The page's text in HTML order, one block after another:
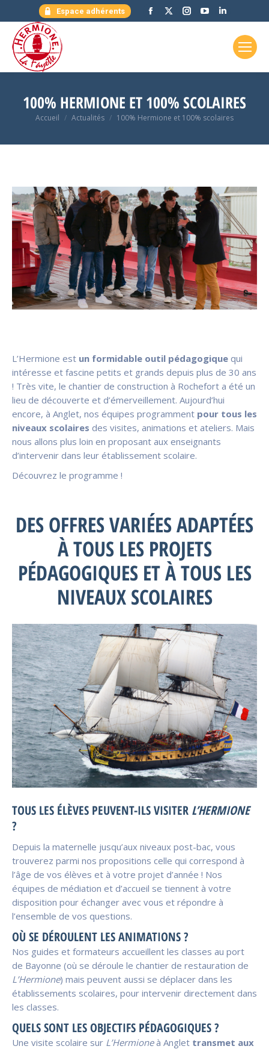
Espace adhérents
Facebook
newnew
Instagram
new
YouTube
opens
new
opens
new
100% HERMIONE ET 100% SCOLAIRES
Vous êtes ici :
Accueil Actualités 100% Hermione et 100% scolaires
L’Hermione est un formidable outil pédagogique qui
intéresse et fascine petits et grands depuis plus de 30 ans
! Très vite, le chantier de construction à Rochefort a été un
lieu de découverte et d’émerveillement. Aujourd’hui
encore, à Anglet, nos équipes programment pour tous les
niveaux scolaires des visites, animations et ateliers. Mais
nous allons plus loin en proposant aux enseignants
d’intervenir dans leur établissement scolaire.
Découvrez le programme !
DES OFFRES VARIÉES ADAPTÉES
À TOUS LES PROJETS
PÉDAGOGIQUES ET À TOUS LES
NIVEAUX SCOLAIRES
TOUS LES ÉLÈVES PEUVENT-ILS VISITER L’HERMIONE
?
Depuis la maternelle jusqu’aux niveaux post-bac, vous
trouverez parmi nos propositions celle qui correspond à
l’âge de vos élèves et à votre projet d’année ! Nos
équipes de médiation et d’accueil se tiennent à votre
disposition pour échanger avec vous et répondre à
l’ensemble de vos questions.
OÙ SE DÉROULENT LES ANIMATIONS ?
Nos guides et formateurs accueillent les classes au port
de Bayonne (où se déroule le chantier de restauration de
L’Hermione) mais peuvent aussi se déplacer dans les
établissements scolaires, pour intervenir directement dans
les classes.
QUELS SONT LES OBJECTIFS PÉDAGOGIQUES ?
Une visite scolaire sur L’Hermioneà Anglet transmet aux